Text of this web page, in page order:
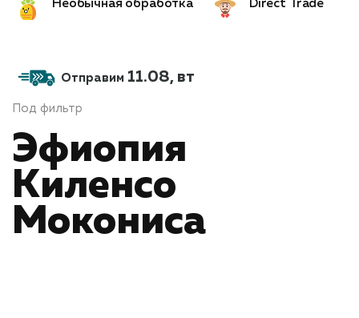
Необычная обработка Direct Trade
Отправим 11.08, вт
Под фильтр
Эфиопия
Киленсо
Мокониса